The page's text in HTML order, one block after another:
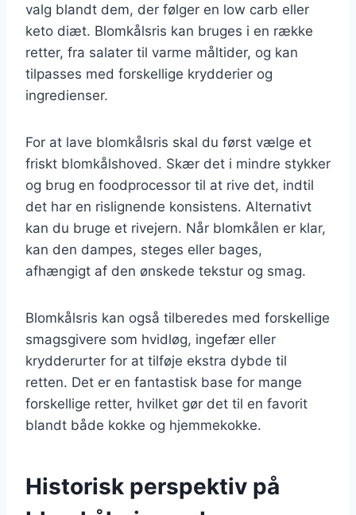
valg blandt dem, der følger en low carb eller
keto diæt. Blomkålsris kan bruges i en række
retter, fra salater til varme måltider, og kan
tilpasses med forskellige krydderier og
ingredienser.
For at lave blomkålsris skal du først vælge et
friskt blomkålshoved. Skær det i mindre stykker
og brug en foodprocessor til at rive det, indtil
det har en rislignende konsistens. Alternativt
kan du bruge et rivejern. Når blomkålen er klar,
kan den dampes, steges eller bages,
afhængigt af den ønskede tekstur og smag.
Blomkålsris kan også tilberedes med forskellige
smagsgivere som hvidløg, ingefær eller
krydderurter for at tilføje ekstra dybde til
retten. Det er en fantastisk base for mange
forskellige retter, hvilket gør det til en favorit
blandt både kokke og hjemmekokke.
Historisk perspektiv på